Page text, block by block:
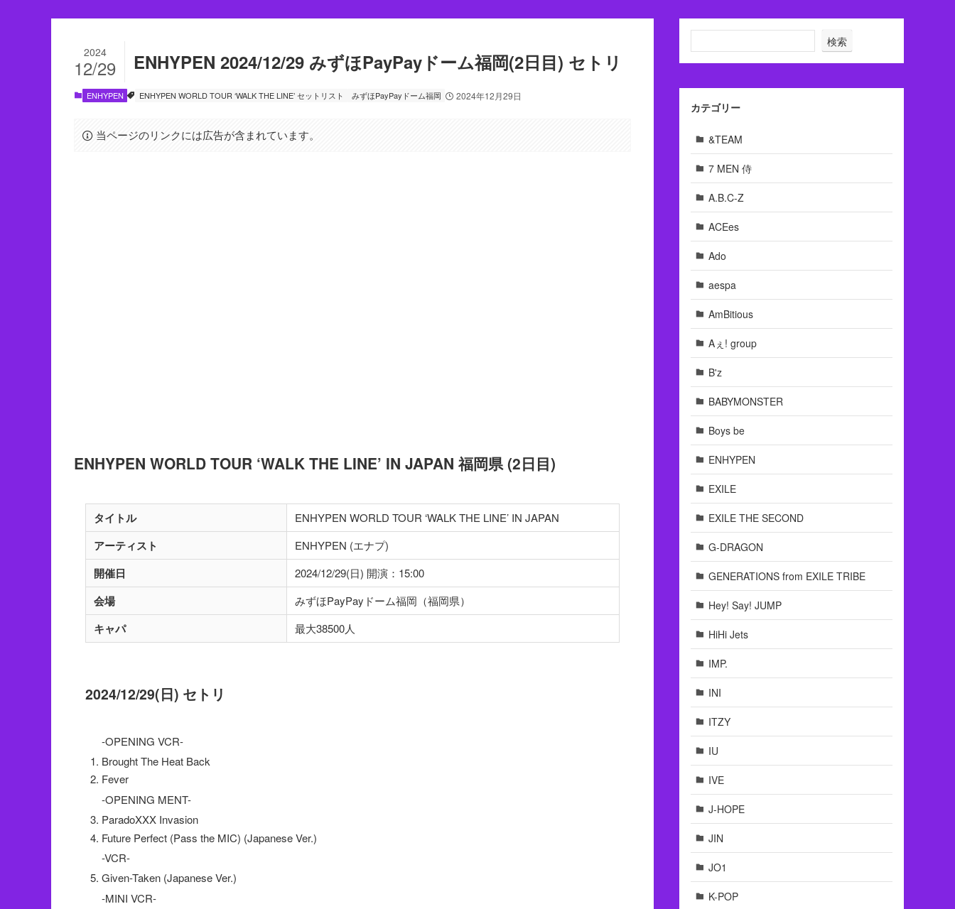
ENHYPEN 2024/12/29 みずほPayPayドーム福岡(2日目) セトリ
2024
12/29
ENHYPEN ENHYPEN WORLD TOUR ‘WALK THE LINE’ セットリスト みずほPayPayドーム福岡 2024年12月29日
当ページのリンクには広告が含まれています。
ENHYPEN WORLD TOUR ‘WALK THE LINE’ IN JAPAN 福岡県 (2日目)
タイトル ENHYPEN WORLD TOUR ‘WALK THE LINE’ IN JAPAN
アーティスト ENHYPEN (エナプ)
開催日 2024/12/29(日) 開演：15:00
会場 みずほPayPayドーム福岡（福岡県）
キャパ 最大38500人
2024/12/29(日) セトリ
-OPENING VCR-
Brought The Heat Back
Fever
-OPENING MENT-
ParadoXXX Invasion
Future Perfect (Pass the MIC) (Japanese Ver.)
-VCR-
Given-Taken (Japanese Ver.)
-MINI VCR-
検索
カテゴリー
&TEAM
7 MEN 侍
A.B.C-Z
ACEes
Ado
aespa
AmBitious
Aぇ! group
B'z
BABYMONSTER
Boys be
ENHYPEN
EXILE
EXILE THE SECOND
G-DRAGON
GENERATIONS from EXILE TRIBE
Hey! Say! JUMP
HiHi Jets
IMP.
INI
ITZY
IU
IVE
J-HOPE
JIN
JO1
K-POP